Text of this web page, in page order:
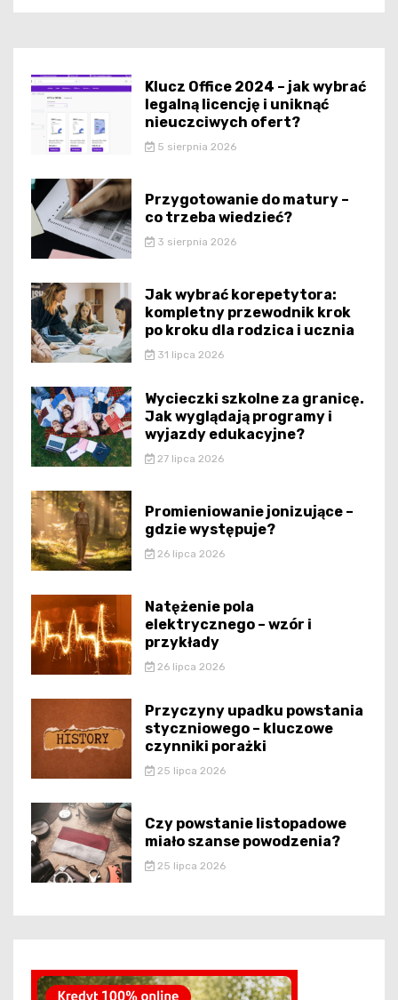
Klucz Office 2024 – jak wybrać
legalną licencję i uniknąć
nieuczciwych ofert?
5 sierpnia 2026
Przygotowanie do matury –
co trzeba wiedzieć?
3 sierpnia 2026
Jak wybrać korepetytora:
kompletny przewodnik krok
po kroku dla rodzica i ucznia
31 lipca 2026
Wycieczki szkolne za granicę.
Jak wyglądają programy i
wyjazdy edukacyjne?
27 lipca 2026
Promieniowanie jonizujące –
gdzie występuje?
26 lipca 2026
Natężenie pola
elektrycznego – wzór i
przykłady
26 lipca 2026
Przyczyny upadku powstania
styczniowego – kluczowe
czynniki porażki
25 lipca 2026
Czy powstanie listopadowe
miało szanse powodzenia?
25 lipca 2026